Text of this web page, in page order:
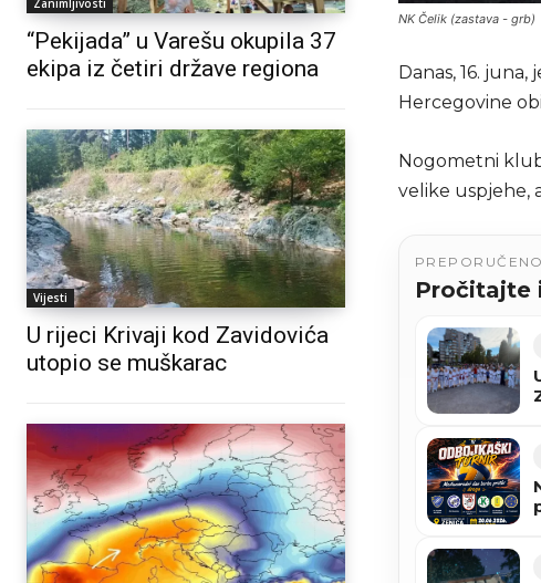
“Pekijada” u Varešu okupila 37
ekipa iz četiri države regiona
Vijesti
U rijeci Krivaji kod Zavidovića
utopio se muškarac
NK Čelik (zastava - grb)
Danas, 16.
Hercegovine
Nogometni
velike uspjehe,
PREPORUČENO
Pročitajte